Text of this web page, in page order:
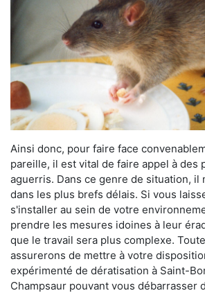
Ainsi donc, pour faire face
pareille, il est vital de faire appel à des
aguerris. Dans ce genre de situation, il
dans les plus brefs délais. Si vous
s'installer au sein de votre
prendre les mesures idoines à leur
que le travail sera plus complexe.
assurerons de mettre à votre
expérimenté de dératisation à Saint-
Champsaur pouvant vous débarrasser